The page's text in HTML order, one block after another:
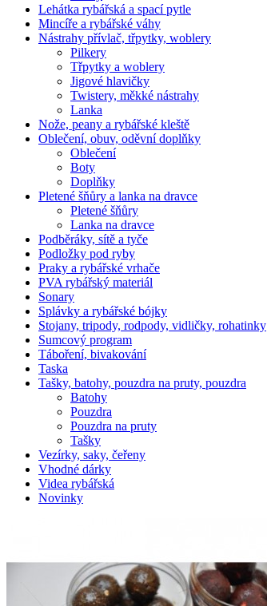
Lehátka rybářská a spací pytle
Mincíře a rybářské váhy
Nástrahy přívlač, třpytky, woblery
Pilkery
Třpytky a woblery
Jigové hlavičky
Twistery, měkké nástrahy
Lanka
Nože, peany a rybářské kleště
Oblečení, obuv, oděvní doplňky
Oblečení
Boty
Doplňky
Pletené šňůry a lanka na dravce
Pletené šňůry
Lanka na dravce
Podběráky, sítě a tyče
Podložky pod ryby
Praky a rybářské vrhače
PVA rybářský materiál
Sonary
Splávky a rybářské bójky
Stojany, tripody, rodpody, vidličky, rohatinky
Sumcový program
Táboření, bivakování
Taska
Tašky, batohy, pouzdra na pruty, pouzdra
Batohy
Pouzdra
Pouzdra na pruty
Tašky
Vezírky, saky, čeřeny
Vhodné dárky
Videa rybářská
Novinky